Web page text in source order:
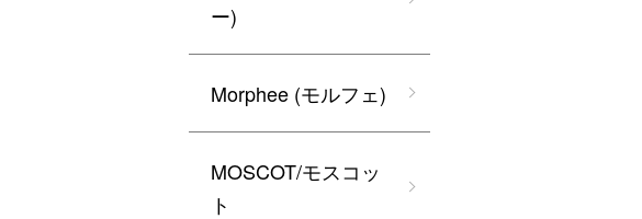
ー)
Morphee (モルフェ)
MOSCOT/モスコッ
ト